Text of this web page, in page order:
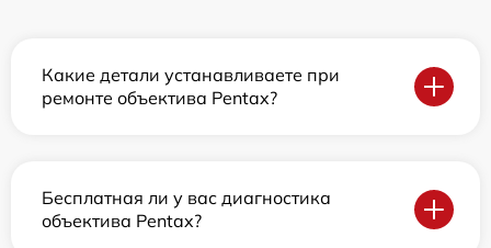
Какие детали устанавливаете при
ремонте объектива Pentax?
Бесплатная ли у вас диагностика
объектива Pentax?